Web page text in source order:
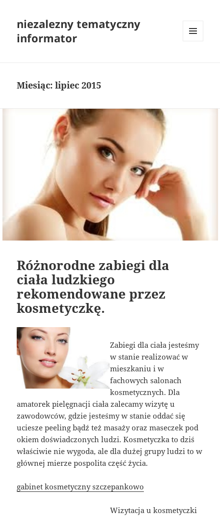
niezalezny tematyczny
informator
Miesiąc:lipiec 2015
Różnorodne zabiegi dla
ciała ludzkiego
rekomendowane przez
kosmetyczkę.
Zabiegi dla ciała jesteśmy
w stanie realizować w
mieszkaniu i w
fachowych salonach
kosmetycznych. Dla
amatorek pielęgnacji ciała zalecamy wizytę u
zawodowców, gdzie jesteśmy w stanie oddać się
uciesze peeling bądź też masaży oraz maseczek pod
okiem doświadczonych ludzi. Kosmetyczka to dziś
właściwie nie wygoda, ale dla dużej grupy ludzi to w
głównej mierze pospolita część życia.
gabinet kosmetyczny szczepankowo
Wizytacja u kosmetyczki